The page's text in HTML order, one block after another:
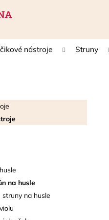
nástroje Struny
na husle
struny na husle